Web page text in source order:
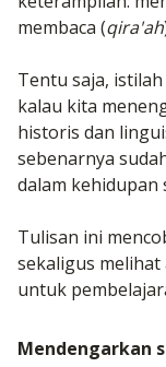
membaca (qira'ah
Tentu saja,
kalau kita
historis dan
sebenarnya
dalam kehidupan
Tulisan ini
sekaligus
untuk
Mendengarkan